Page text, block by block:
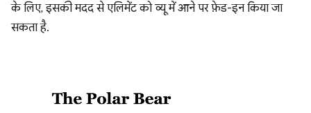
के लिए, इसकी मदद से एलिमेंट को व्यू में आने पर फ़ेड-इन किया जा
सकता है.